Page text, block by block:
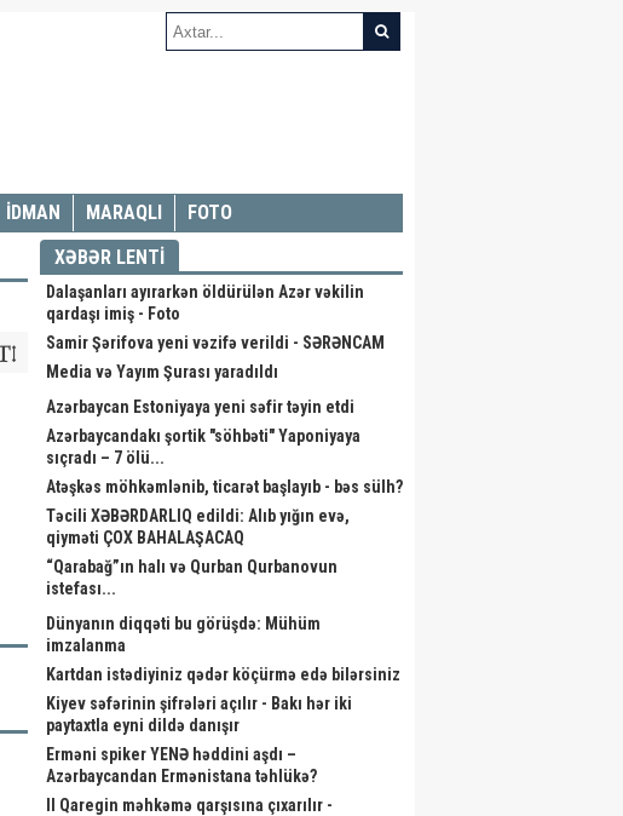
İDMAN MARAQLI FOTO
XƏBƏR LENTİ
Dalaşanları ayırarkən öldürülən Azər vəkilin
qardaşı imiş - Foto
Samir Şərifova yeni vəzifə verildi - SƏRƏNCAM
Media və Yayım Şurası yaradıldı
Azərbaycan Estoniyaya yeni səfir təyin etdi
Azərbaycandakı şortik "söhbəti" Yaponiyaya
sıçradı – 7 ölü...
Atəşkəs möhkəmlənib, ticarət başlayıb - bəs sülh?
Təcili XƏBƏRDARLIQ edildi: Alıb yığın evə,
qiyməti ÇOX BAHALAŞACAQ
“Qarabağ”ın halı və Qurban Qurbanovun
istefası...
Dünyanın diqqəti bu görüşdə: Mühüm
imzalanma
Kartdan istədiyiniz qədər köçürmə edə bilərsiniz
Kiyev səfərinin şifrələri açılır - Bakı hər iki
paytaxtla eyni dildə danışır
Erməni spiker YENƏ həddini aşdı –
Azərbaycandan Ermənistana təhlükə?
II Qaregin məhkəmə qarşısına çıxarılır -